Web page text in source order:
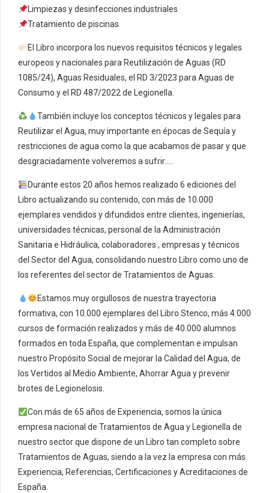
Limpiezas y desinfecciones industriales
Tratamiento de piscinas
El Libro incorpora los nuevos requisitos técnicos y legales
europeos y nacionales para Reutilización de Aguas (RD
1085/24), Aguas Residuales, el RD 3/2023 para Aguas de
Consumo y el RD 487/2022 de Legionella.
También incluye los conceptos técnicos y legales para
Reutilizar el Agua, muy importante en épocas de Sequía y
restricciones de agua como la que acabamos de pasar y que
desgraciadamente volveremos a sufrir…..
Durante estos 20 años hemos realizado 6 ediciones del
Libro actualizando su contenido, con más de 10.000
ejemplares vendidos y difundidos entre clientes, ingenierías,
universidades técnicas, personal de la Administración
Sanitaria e Hidráulica, colaboradores , empresas y técnicos
del Sector del Agua, consolidando nuestro Libro como uno de
los referentes del sector de Tratamientos de Aguas.
Estamos muy orgullosos de nuestra trayectoria
formativa, con 10.000 ejemplares del Libro Stenco, más 4.000
cursos de formación realizados y más de 40.000 alumnos
formados en toda España, que complementan e impulsan
nuestro Propósito Social de mejorar la Calidad del Agua, de
los Vertidos al Medio Ambiente, Ahorrar Agua y prevenir
brotes de Legionelosis.
Con más de 65 años de Experiencia, somos la única
empresa nacional de Tratamientos de Agua y Legionella de
nuestro sector que dispone de un Libro tan completo sobre
Tratamientos de Aguas, siendo a la vez la empresa con más
Experiencia, Referencias, Certificaciones y Acreditaciones de
España.